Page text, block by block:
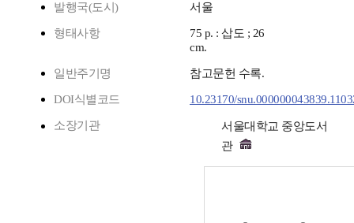
발행국(도시) 서울
형태사항
75 p. : 삽도 ; 26
cm.
일반주기명 참고문헌 수록.
DOI식별코드 10.23170/
소장기관
서울대학교 중앙도서
관